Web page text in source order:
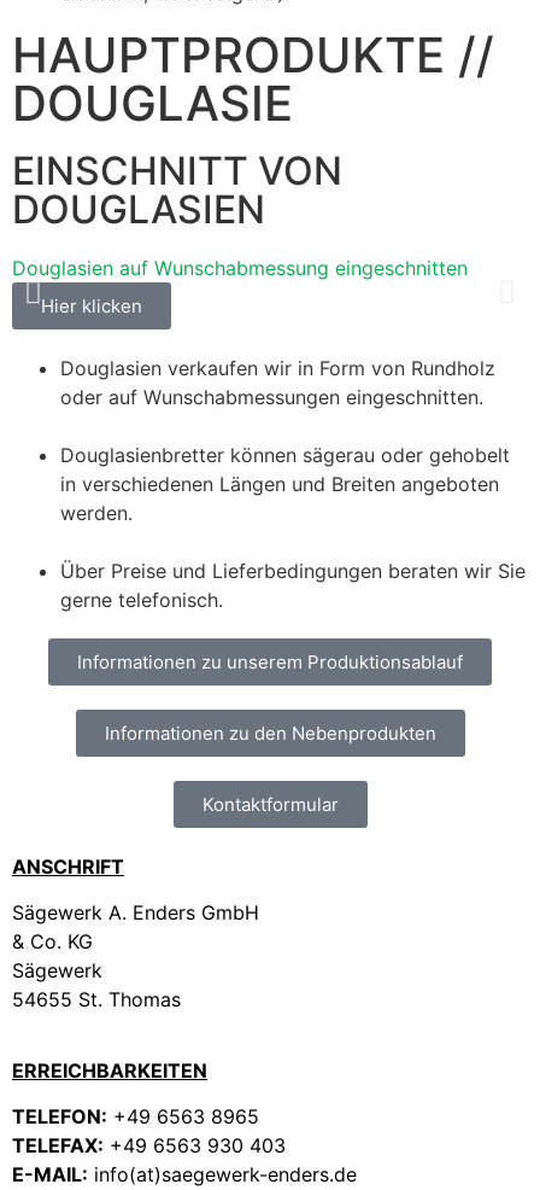
HAUPTPRODUKTE //
DOUGLASIE
EINSCHNITT VON
DOUGLASIEN
Douglasien auf Wunschabmessung eingeschnitten
Hier klicken
Douglasien verkaufen wir in Form von Rundholz
oder auf Wunschabmessungen eingeschnitten.
Douglasienbretter können sägerau oder gehobelt
in verschiedenen Längen und Breiten angeboten
werden.
Über Preise und Lieferbedingungen beraten wir Sie
gerne telefonisch.
Informationen zu unserem Produktionsablauf
Informationen zu den Nebenprodukten
Kontaktformular
ANSCHRIFT
Sägewerk A. Enders GmbH
& Co. KG
Sägewerk
54655 St. Thomas
ERREICHBARKEITEN
TELEFON: +49 6563 8965
TELEFAX: +49 6563 930 403
E-MAIL: info(at)saegewerk-enders.de